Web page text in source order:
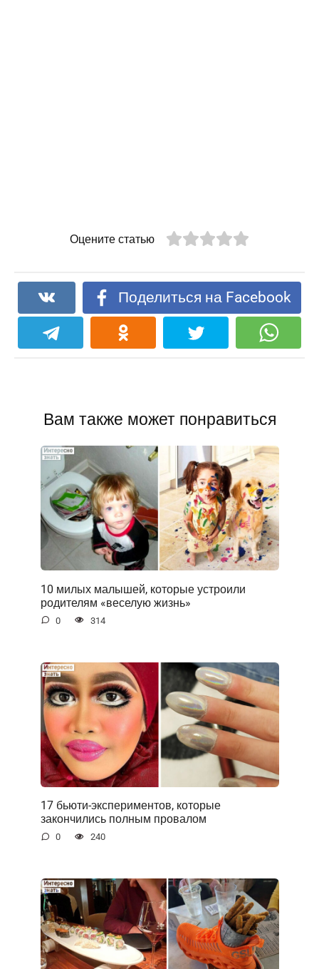
Оцените статью
Поделиться на Facebook
Вам также может понравиться
10 милых малышей, которые устроили
родителям «веселую жизнь»
0 314
17 бьюти-экспериментов, которые
закончились полным провалом
0 240